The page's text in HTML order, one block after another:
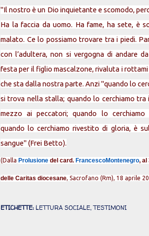
"Il nostro è un Dio inquietante e scomodo,
Ha la faccia da uomo. Ha fame, ha sete, è
malato. Ce lo possiamo trovare tra i piedi.
con l’adultera, non si vergogna di andare
festa per il figlio mascalzone, rivaluta i rottami
che sta dalla nostra parte. Anzi "quando lo
si trova nella stalla; quando lo cerchiamo tra
mezzo ai peccatori; quando lo cerchiamo
quando lo cerchiamo rivestito di gloria, è
sangue" (Frei Betto).
(Dalla Prolusione del card. FrancescoMontenegro, al
delle Caritas diocesane, Sacrofano (Rm), 18 aprile
ETICHETTE: LETTURA SOCIALE TESTIMONI